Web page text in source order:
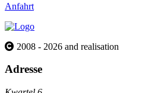
Anfahrt
2008 - 2026 and realisation
Adresse